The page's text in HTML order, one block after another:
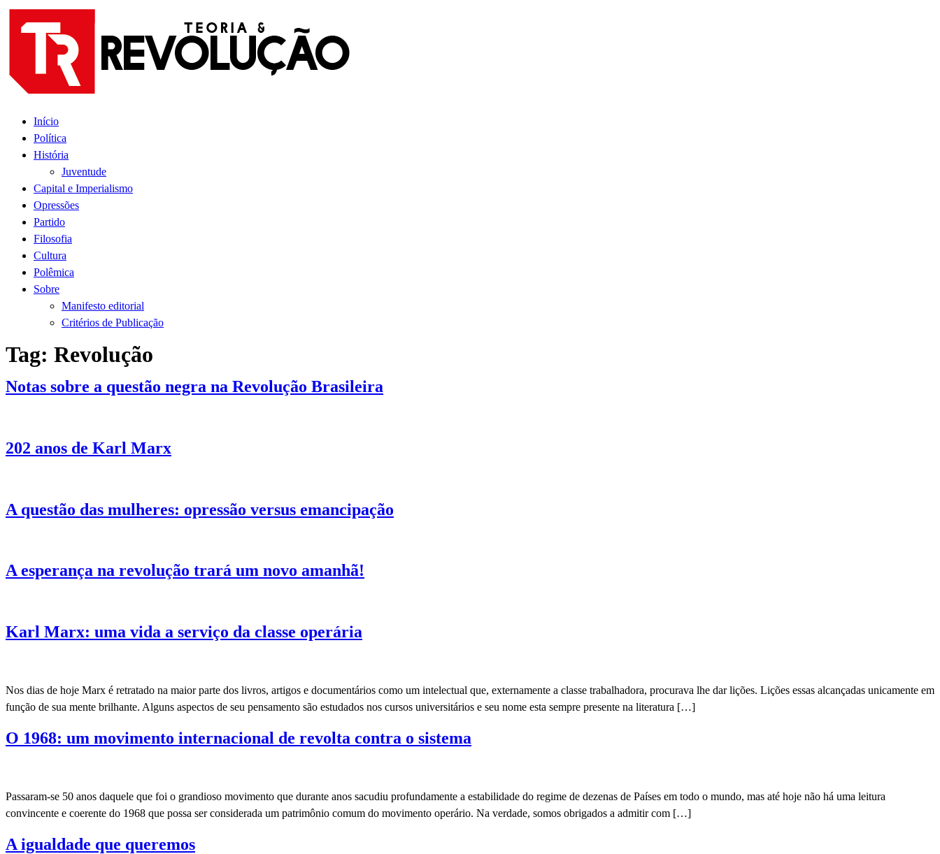
Ir
para
Início
Política
História
Juventude
Capital e Imperialismo
Opressões
Partido
Filosofia
Cultura
Polêmica
Sobre
Manifesto editorial
Critérios de Publicação
Tag: Revolução
Notas sobre a questão negra na Revolução Brasileira
202 anos de Karl Marx
A questão das mulheres: opressão versus emancipação
A esperança na revolução trará um novo amanhã!
Karl Marx: uma vida a serviço da classe operária
Nos dias de hoje Marx é retratado na maior parte dos livros, artigos e documentários como um intelectual que, externamente a classe trabalhadora, procurava lhe dar lições. Lições essas alcançadas unicamente em
função de sua mente brilhante. Alguns aspectos de seu pensamento são estudados nos cursos universitários e seu nome esta sempre presente na literatura […]
O 1968: um movimento internacional de revolta contra o sistema
Passaram-se 50 anos daquele que foi o grandioso movimento que durante anos sacudiu profundamente a estabilidade do regime de dezenas de Países em todo o mundo, mas até hoje não há uma leitura
convincente e coerente do 1968 que possa ser considerada um patrimônio comum do movimento operário. Na verdade, somos obrigados a admitir com […]
A igualdade que queremos